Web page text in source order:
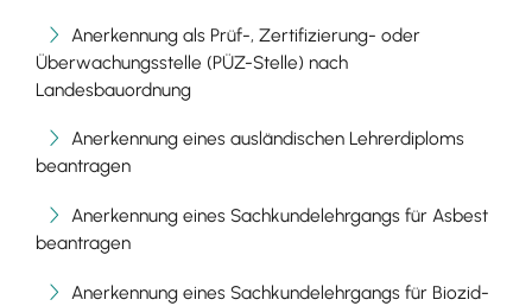
Anerkennung als Prüf-, Zertifizierung- oder
Überwachungsstelle (PÜZ-Stelle) nach
Landesbauordnung
Anerkennung eines ausländischen Lehrerdiploms
beantragen
Anerkennung eines Sachkundelehrgangs für Asbest
beantragen
Anerkennung eines Sachkundelehrgangs für Biozid-